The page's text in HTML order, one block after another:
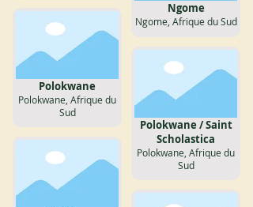
Polokwane
Polokwane, Afrique du
Sud
Ngome
Ngome, Afrique du Sud
Polokwane / Saint
Scholastica
Polokwane, Afrique du
Sud